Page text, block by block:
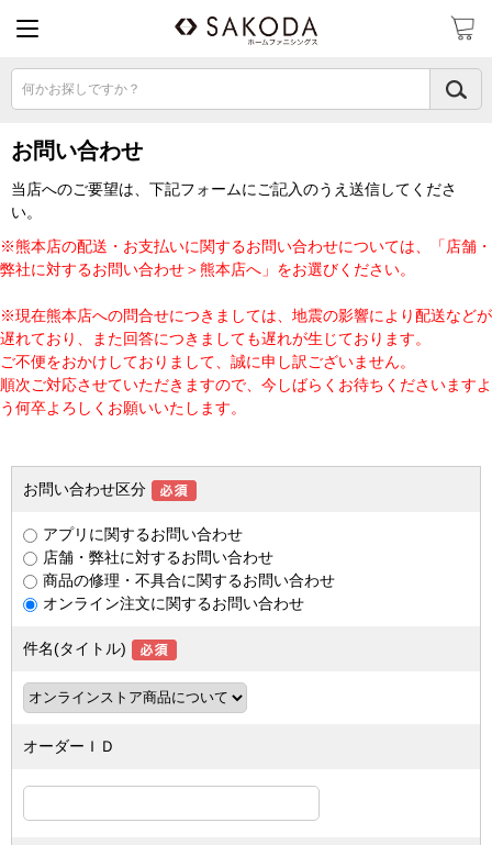
何かお探しですか？
お問い合わせ
当店へのご要望は、下記フォームにご記入のうえ送信してくださ
い。
※熊本店の配送・お支払いに関するお問い合わせについては、「店舗・
弊社に対するお問い合わせ＞熊本店へ」をお選びください。
※現在熊本店への問合せにつきましては、地震の影響により配送などが
遅れており、また回答につきましても遅れが生じております。
ご不便をおかけしておりまして、誠に申し訳ございません。
順次ご対応させていただきますので、今しばらくお待ちくださいますよ
う何卒よろしくお願いいたします。
お問い合わせ区分
アプリに関するお問い合わせ
店舗・弊社に対するお問い合わせ
商品の修理・不具合に関するお問い合わせ
オンライン注文に関するお問い合わせ
件名(タイトル)
オーダーＩＤ